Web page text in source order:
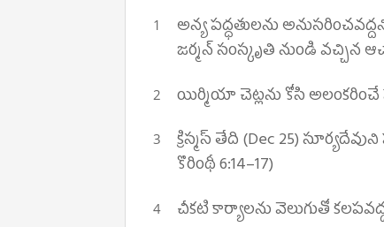
అన్య పద్ధతులను
జర్మన్ సంస్కృతి నుండి వచ్చిన
యిర్మియా చెట్లను కోసి
క్రిస్మస్ తేది (Dec 25)
కొరింథీ 6:14–17)
చీకటి కార్యాలను వెలుగుతో